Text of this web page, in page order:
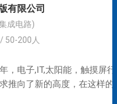
有限公司
成电路)
50-200人
，电子,IT,太阳能，触摸屏行
推向了新的高度，在这样的